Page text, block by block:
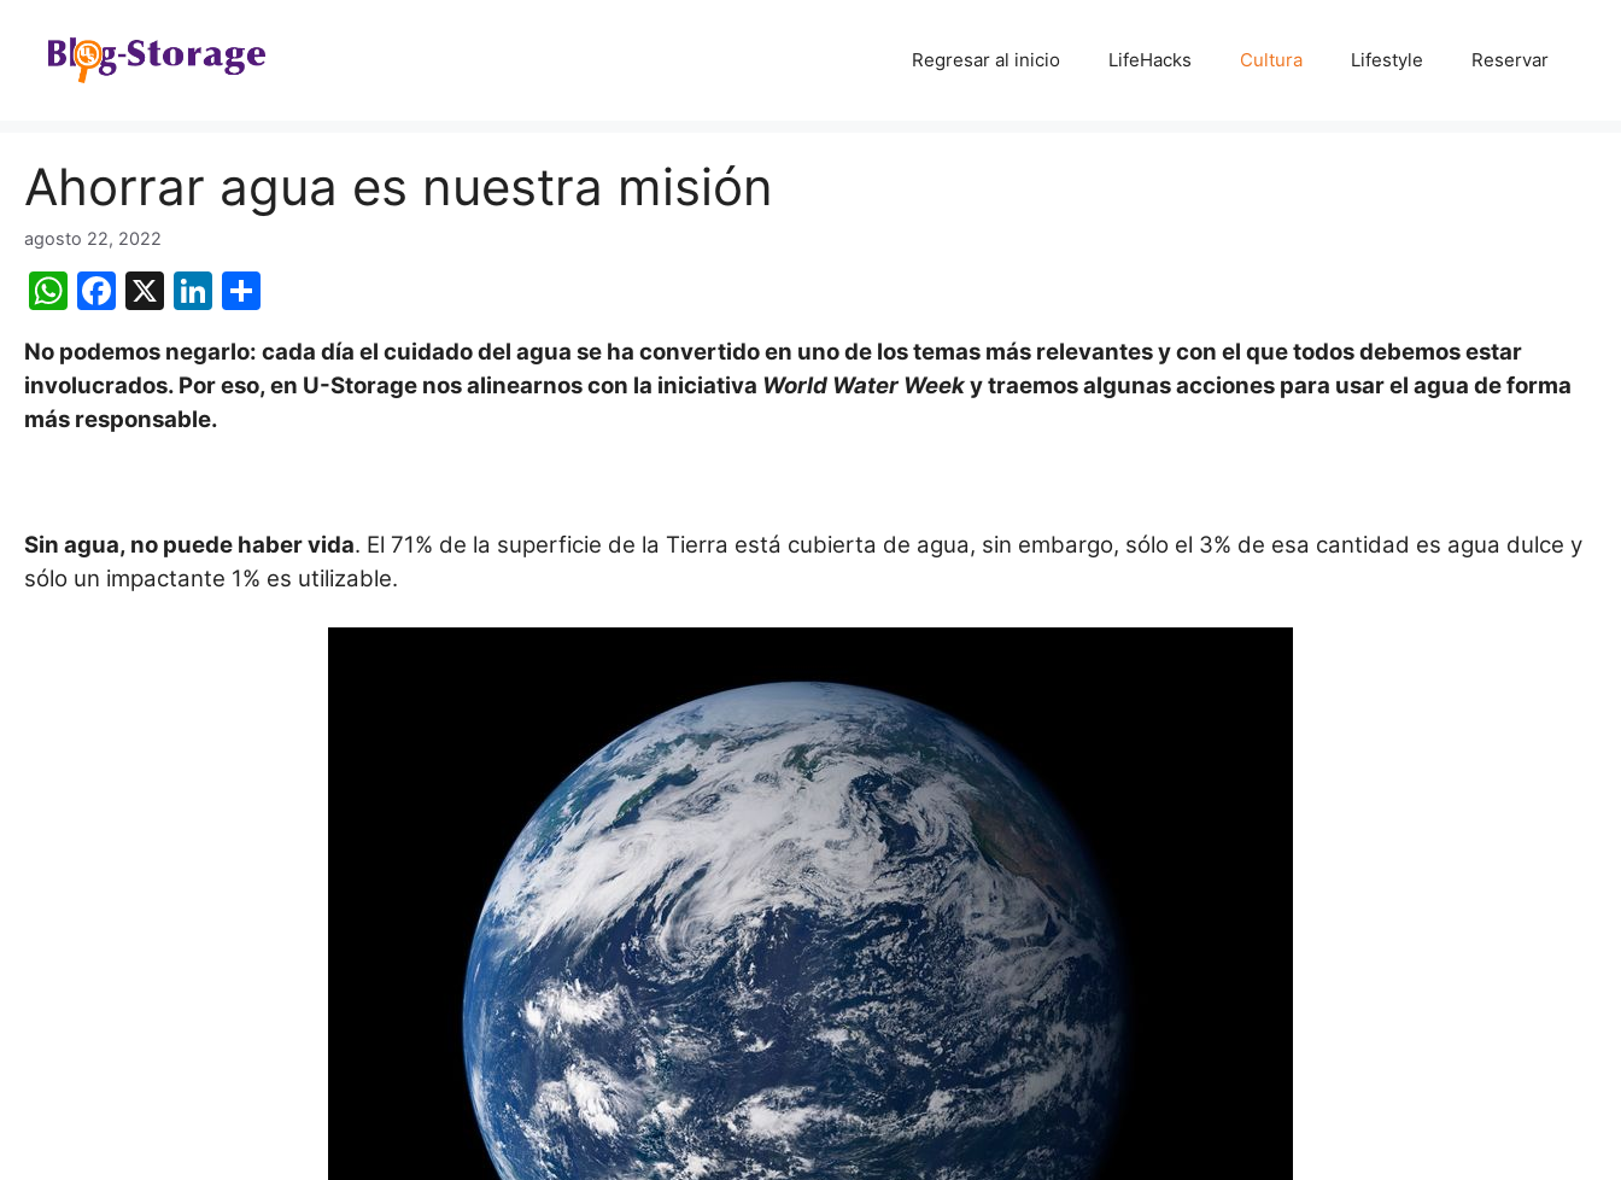
contenido
Regresar al inicio LifeHacks Cultura Lifestyle Reservar
Ahorrar agua es nuestra misión
agosto 22, 2022
W
at
s
F
c
e
k
X
Li
k
e
m
p
No podemos negarlo: cada día el cuidado del agua se ha convertido en uno de los temas más relevantes y con el que todos debemos estar
involucrados. Por eso, en U-Storage nos alinearnos con la iniciativa World Water Weeky traemos algunas acciones para usar el agua de forma
más responsable.
Sin agua, no puede haber vida. El 71% de la superficie de la Tierra está cubierta de agua, sin embargo, sólo el 3% de esa cantidad es agua dulce y
sólo un impactante 1% es utilizable.